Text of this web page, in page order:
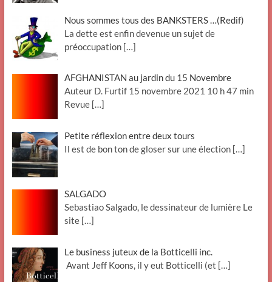
Nous sommes tous des BANKSTERS …(Redif)
La dette est enfin devenue un sujet de
préoccupation […]
AFGHANISTAN au jardin du 15 Novembre
Auteur D. Furtif 15 novembre 2021 10 h 47 min
Revue […]
Petite réflexion entre deux tours
Il est de bon ton de gloser sur une élection […]
SALGADO
Sebastiao Salgado, le dessinateur de lumière Le
site […]
Le business juteux de la Botticelli inc.
Avant Jeff Koons, il y eut Botticelli (et […]